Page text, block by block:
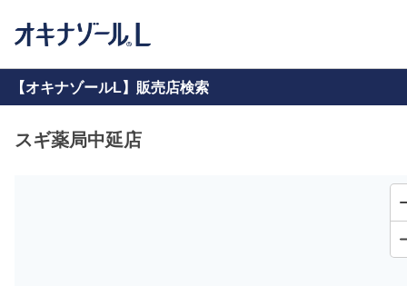
【オキナゾールL】販売店検索
スギ薬局中延店